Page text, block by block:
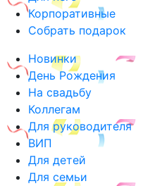
Корпоративные
Собрать подарок
Новинки
День Рождения
На свадьбу
Коллегам
Для руководителя
ВИП
Для детей
Для семьи